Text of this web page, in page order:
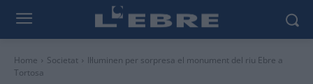
Home Societat
Il·luminen per sorpresa el monument del riu Ebre a
Tortosa